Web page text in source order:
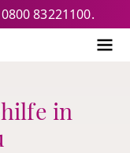
Lebenshilfe
83221100.
in